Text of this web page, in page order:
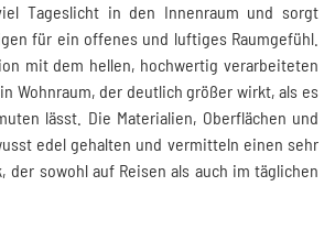
Tageslicht in den Innenraum und sorgt
für ein offenes und luftiges Raumgefühl.
mit dem hellen, hochwertig verarbeiteten
Wohnraum, der deutlich größer wirkt, als es
lässt. Die Materialien, Oberflächen und
edel gehalten und vermitteln einen sehr
der sowohl auf Reisen als auch im täglichen